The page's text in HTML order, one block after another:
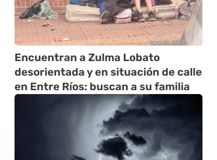
Encuentran a Zulma Lobato
desorientada y en situación de calle
en Entre Ríos: buscan a su familia